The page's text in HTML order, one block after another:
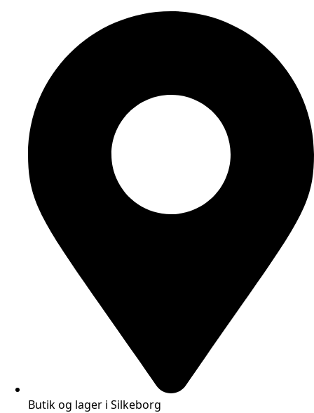
Butik og lager i Silkeborg